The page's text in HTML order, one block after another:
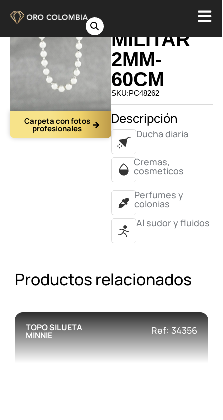
Carpeta con fotos
profesionales
MILITAR
2MM-
60CM
SKU:PC48262
Descripción
Ducha diaria
Cremas,
cosmeticos
Perfumes y
colonias
Al sudor y fluidos
Productos relacionados
TOPO SILUETA
MINNIE Ref: 34356